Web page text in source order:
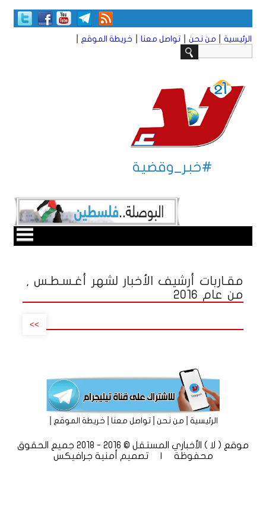
الرئيسية من نحن تواصل معنا خريطة الموقع
#خبر_وقضية
مقـاربات أرشيف الأخبار لشهر أغـسـطـس ,
من عام 2016
>>
الرئيسية|من نحن|تواصل معنا|خريطة الموقع
موقع ( لا ) الأخباري المستقل © 2016 - 2018 جميع الحقوق
محفوظة | تصميم
أمنية جرافيكس